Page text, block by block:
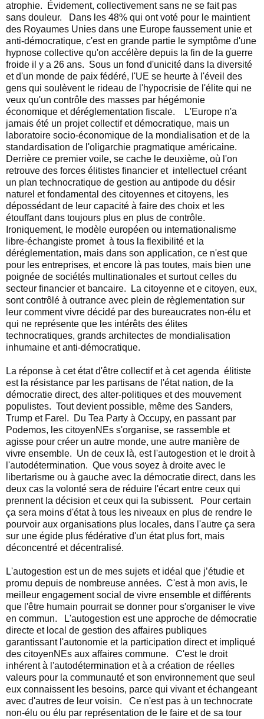
atrophie. Évidement, collectivement sans ne se fait pas
sans douleur. Dans les 48% qui ont voté pour le maintient
des Royaumes Unies dans une Europe faussement unie et
anti-démocratique, c'est en grande partie le symptôme d'une
hypnose collective qu'on accélère depuis la fin de la guerre
froide il y a 26 ans. Sous un fond d'unicité dans la diversité
et d'un monde de paix fédéré, l'UE se heurte à l'éveil des
gens qui soulèvent le rideau de l'hypocrisie de l'élite qui ne
veux qu'un contrôle des masses par hégémonie
économique et déréglementation fiscale. L'Europe n'a
jamais été un projet collectif et démocratique, mais un
laboratoire socio-économique de la mondialisation et de la
standardisation de l'oligarchie pragmatique américaine.
Derrière ce premier voile, se cache le deuxième, où l'on
retrouve des forces élitistes financier et intellectuel créant
un plan technocratique de gestion au antipode du désir
naturel et fondamental des citoyennes et citoyens, les
dépossédant de leur capacité à faire des choix et les
étouffant dans toujours plus en plus de contrôle.
Ironiquement, le modèle européen ou internationalisme
libre-échangiste promet à tous la flexibilité et la
déréglementation, mais dans son application, ce n'est que
pour les entreprises, et encore là pas toutes, mais bien une
poignée de sociétés multinationales et surtout celles du
secteur financier et bancaire. La citoyenne et e citoyen, eux,
sont contrôlé à outrance avec plein de règlementation sur
leur comment vivre décidé par des bureaucrates non-élu et
qui ne représente que les intérêts des élites
technocratiques, grands architectes de mondialisation
inhumaine et anti-démocratique.
La réponse à cet état d'être collectif et à cet agenda élitiste
est la résistance par les partisans de l'état nation, de la
démocratie direct, des alter-politiques et des mouvement
populistes. Tout devient possible, même des Sanders,
Trump et Farel. Du Tea Party à Occupy, en passant par
Podemos, les citoyenNEs s'organise, se rassemble et
agisse pour créer un autre monde, une autre manière de
vivre ensemble. Un de ceux là, est l'autogestion et le droit à
l'autodétermination. Que vous soyez à droite avec le
libertarisme ou à gauche avec la démocratie direct, dans les
deux cas la volonté sera de réduire l'écart entre ceux qui
prennent la décision et ceux qui la subissent. Pour certain
ça sera moins d'état à tous les niveaux en plus de rendre le
pourvoir aux organisations plus locales, dans l'autre ça sera
sur une égide plus fédérative d'un état plus fort, mais
déconcentré et décentralisé.
L'autogestion est un de mes sujets et idéal que j’étudie et
promu depuis de nombreuse années. C'est à mon avis, le
meilleur engagement social de vivre ensemble et différents
que l'être humain pourrait se donner pour s'organiser le vive
en commun. L'autogestion est une approche de démocratie
directe et local de gestion des affaires publiques
garantissant l'autonomie et la participation direct et impliqué
des citoyenNEs aux affaires commune. C'est le droit
inhérent à l'autodétermination et à a création de réelles
valeurs pour la communauté et son environnement que seul
eux connaissent les besoins, parce qui vivant et échangeant
avec d'autres de leur voisin. Ce n'est pas à un technocrate
non-élu ou élu par représentation de le faire et de sa tour